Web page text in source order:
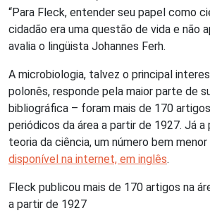
“Para Fleck, entender seu papel como
cidadão era uma questão de vida e não
avalia o lingüista Johannes Ferh.
A microbiologia, talvez o principal
polonês, responde pela maior parte de
bibliográfica – foram mais de 170
periódicos da área a partir de 1927. Já a
teoria da ciência, um número bem
disponível na internet, em inglês.
Fleck publicou mais de 170 artigos na
a partir de 1927